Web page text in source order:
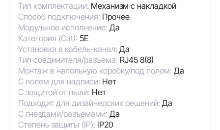
Тип комплектации: Механизм с накладкой
Способ подключения: Прочее
Модульное исполнение: Да
Категория (Cat): 5E
Установка в кабель-канал: Да
Тип соединителя/разъема: RJ45 8(8)
Монтаж в напольную коробку/под полом: Да
С полем для надписи: Нет
С защитой от пыли: Нет
Подходит для дизайнерских решений: Да
С гнездами/разъемами: Да
Степень защиты (IP): IP20